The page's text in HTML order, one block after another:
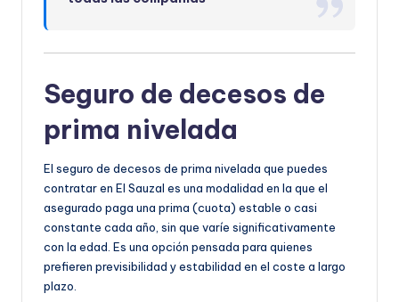
Seguro de decesos de
prima nivelada
El seguro de decesos de prima nivelada que puedes
contratar en El Sauzal es una modalidad en la que el
asegurado paga una prima (cuota) estable o casi
constante cada año, sin que varíe significativamente
con la edad. Es una opción pensada para quienes
prefieren previsibilidad y estabilidad en el coste a largo
plazo.